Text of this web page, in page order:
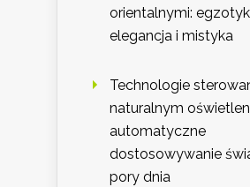
orientalnymi:
elegancja i mistyka
Technologie
naturalnym
automatyczne
dostosowywanie
pory dnia